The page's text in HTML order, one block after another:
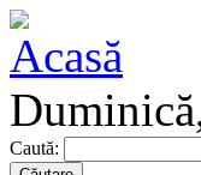
Caută: